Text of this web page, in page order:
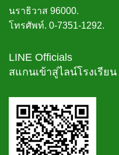
นราธิวาส 96000.
โทรศัพท์. 0-7351-1292.
LINE Officials
สแกนเข้าสู่ไลน์โรงเรียน